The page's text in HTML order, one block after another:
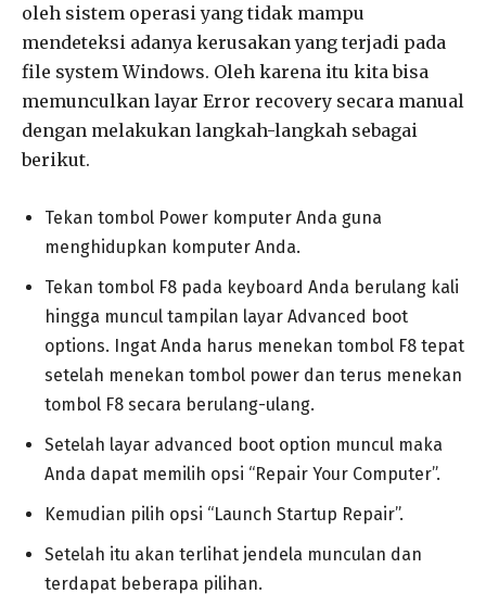
oleh sistem operasi yang tidak mampu
mendeteksi adanya kerusakan yang terjadi pada
file system Windows. Oleh karena itu kita bisa
memunculkan layar Error recovery secara manual
dengan melakukan langkah-langkah sebagai
berikut.
Tekan tombol Power komputer Anda guna
menghidupkan komputer Anda.
Tekan tombol F8 pada keyboard Anda berulang kali
hingga muncul tampilan layar Advanced boot
options. Ingat Anda harus menekan tombol F8 tepat
setelah menekan tombol power dan terus menekan
tombol F8 secara berulang-ulang.
Setelah layar advanced boot option muncul maka
Anda dapat memilih opsi “Repair Your Computer”.
Kemudian pilih opsi “Launch Startup Repair”.
Setelah itu akan terlihat jendela munculan dan
terdapat beberapa pilihan.